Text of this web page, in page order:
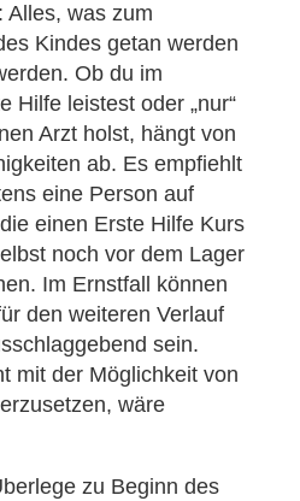
Alles, was zum
Kindes getan werden
Ob du im
Hilfe leistest oder „nur“
Arzt holst, hängt von
ab. Es empfiehlt
eine Person auf
einen Erste Hilfe Kurs
noch vor dem Lager
Im Ernstfall können
den weiteren Verlauf
sein.
mit der Möglichkeit von
wäre
zu Beginn des